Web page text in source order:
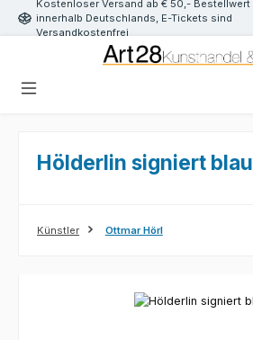
Zum Hauptinhalt springen
Kostenloser Versand ab € 50,- Bestellwert
innerhalb Deutschlands, E-Tickets sind
Versandkostenfrei
Hölderlin signiert blau
Künstler Ottmar Hörl
Bildergalerie überspringen